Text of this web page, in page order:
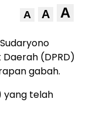
A A A
(DPRD)
gabah.
yang telah